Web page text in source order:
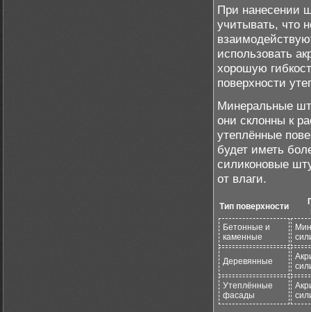
При нанесении
учитывать, что
использовать
хорошую
поверхности
Минеральные
они склонны к
утеплённые
будет иметь
силиконовые
от влаги.
Тип поверхности
Бетонные и
каменные
Деревянные
Утеплённые
фасады